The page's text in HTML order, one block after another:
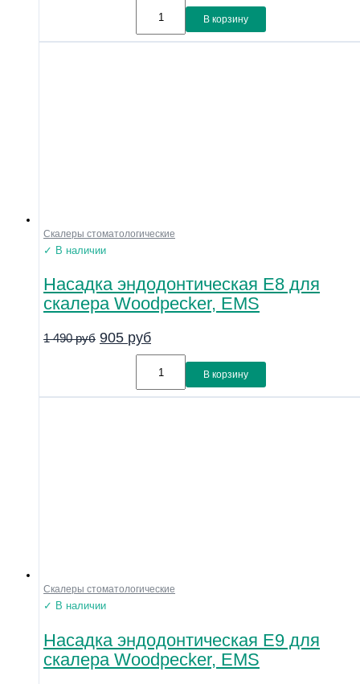
В корзину
Скалеры стоматологические
✓ В наличии
Насадка эндодонтическая E8 для
скалера Woodpecker, EMS
1 490руб 905 руб
В корзину
Скалеры стоматологические
✓ В наличии
Насадка эндодонтическая E9 для
скалера Woodpecker, EMS